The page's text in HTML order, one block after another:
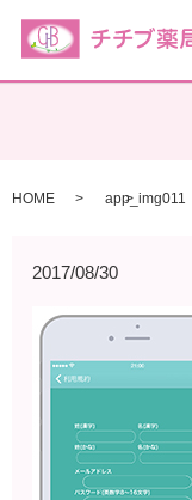
HOME app_img011
2017/08/30